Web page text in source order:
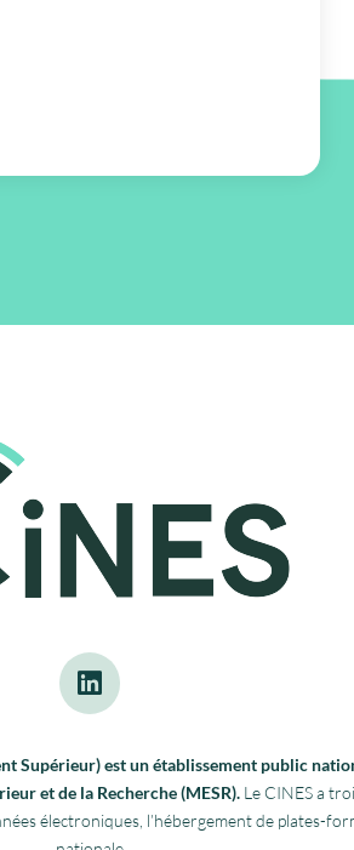
Supérieur) est un établissement public
et de la Recherche (MESR). Le CINES a
électroniques, l’hébergement de plates-